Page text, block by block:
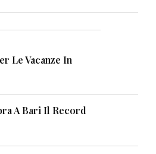
Le Vacanze In
A Bari Il Record